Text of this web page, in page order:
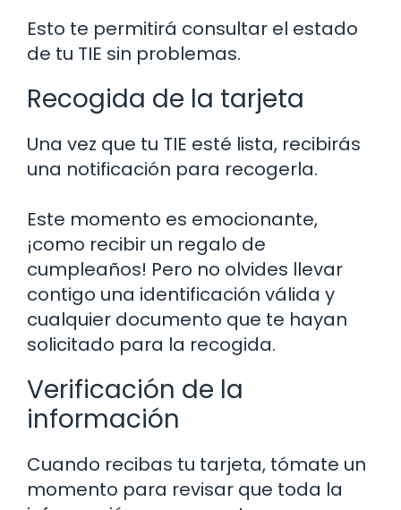
Esto te permitirá consultar el estado
de tu TIE sin problemas.
Recogida de la tarjeta
Una vez que tu TIE esté lista, recibirás
una notificación para recogerla.
Este momento es emocionante,
¡como recibir un regalo de
cumpleaños! Pero no olvides llevar
contigo una identificación válida y
cualquier documento que te hayan
solicitado para la recogida.
Verificación de la
información
Cuando recibas tu tarjeta, tómate un
momento para revisar que toda la